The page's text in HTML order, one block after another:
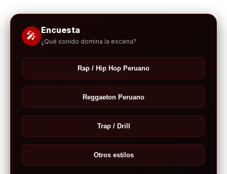
🎤 Encuesta
¿Qué sonido domina la escena?
Rap / Hip Hop Peruano
Reggaeton Peruano
Trap / Drill
Otros estilos